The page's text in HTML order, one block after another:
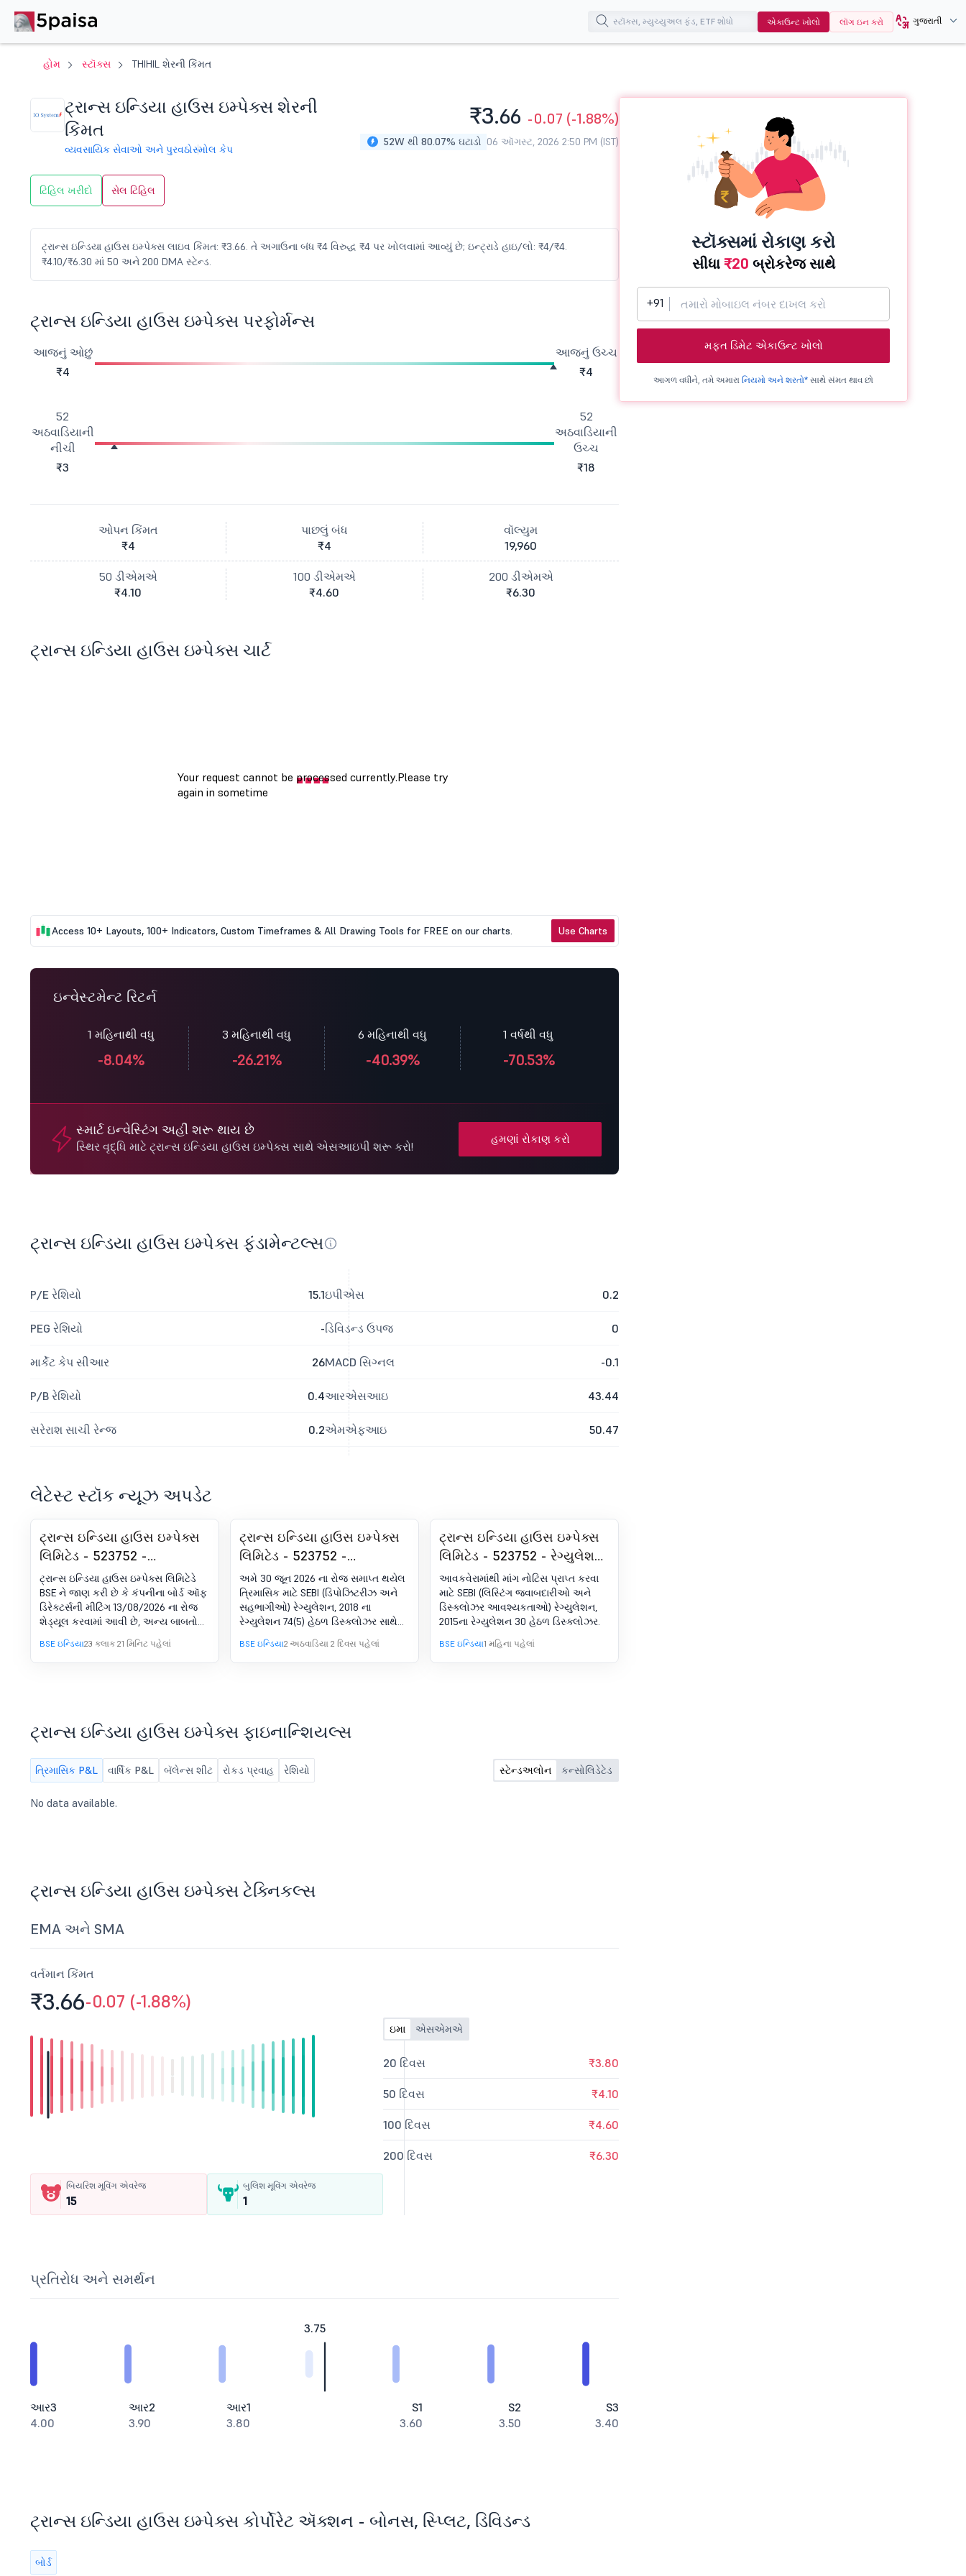
એકાઉન્ટ ખોલો લૉગ ઇન કરો ગુજરાતી
હોમ સ્ટૉક્સ THIHIL શેરની કિંમત
ટ્રાન્સ ઇન્ડિયા હાઉસ ઇમ્પેક્સ શેરની
કિંમત
વ્યવસાયિક સેવાઓ અને પુરવઠોસ્મોલ કેપ
₹3.66 -0.07 (-1.88%)
52W થી 80.07% ઘટાડો 06 ઑગસ્ટ, 2026 2:50 PM (IST)
ટિહિલ ખરીદો સેલ ટિહિલ
ટ્રાન્સ ઇન્ડિયા હાઉસ ઇમ્પેક્સ લાઇવ કિંમત: ₹3.66. તે અગાઉના બંધ ₹4 વિરુદ્ધ ₹4 પર ખોલવામાં આવ્યું છે; ઇન્ટ્રાડે હાઇ/લો: ₹4/₹4.
₹4.10/₹6.30 માં 50 અને 200 DMA સ્ટેન્ડ.
ટ્રાન્સ ઇન્ડિયા હાઉસ ઇમ્પેક્સ પરફોર્મન્સ
આજનું ઓછું
₹4
આજનું ઉચ્ચ
₹4
52
અઠવાડિયાની
નીચી
₹3
52
અઠવાડિયાની
ઉચ્ચ
₹18
ઓપન કિંમત
₹4
પાછલું બંધ
₹4
વૉલ્યુમ
19,960
50 ડીએમએ
₹4.10
100 ડીએમએ
₹4.60
200 ડીએમએ
₹6.30
ટ્રાન્સ ઇન્ડિયા હાઉસ ઇમ્પેક્સ ચાર્ટ
Access 10+ Layouts, 100+ Indicators, Custom Timeframes & All Drawing Tools for FREE on our charts. Use Charts
ઇન્વેસ્ટમેન્ટ રિટર્ન
1 મહિનાથી વધુ
-8.04%
3 મહિનાથી વધુ
-26.21%
6 મહિનાથી વધુ
-40.39%
1 વર્ષથી વધુ
-70.53%
સ્માર્ટ ઇન્વેસ્ટિંગ અહીં શરૂ થાય છે
સ્થિર વૃદ્ધિ માટે ટ્રાન્સ ઇન્ડિયા હાઉસ ઇમ્પેક્સ સાથે એસઆઇપી શરૂ કરો!
હમણાં રોકાણ કરો
ટ્રાન્સ ઇન્ડિયા હાઉસ ઇમ્પેક્સ ફંડામેન્ટલ્સ
P/E રેશિયો 15.1
PEG રેશિયો -
માર્કેટ કેપ સીઆર 26
P/B રેશિયો 0.4
સરેરાશ સાચી રેન્જ 0.2
ઇપીએસ 0.2
ડિવિડન્ડ ઉપજ 0
MACD સિગ્નલ -0.1
આરએસઆઇ 43.44
એમએફઆઇ 50.47
લેટેસ્ટ સ્ટૉક ન્યૂઝ અપડેટ
ટ્રાન્સ ઇન્ડિયા હાઉસ ઇમ્પેક્સ
લિમિટેડ - 523752 -
13/08/2026 માટે બોર્ડ મીટિંગની
સૂચના.
ટ્રાન્સ ઇન્ડિયા હાઉસ ઇમ્પેક્સ લિમિટેડે
BSE ને જાણ કરી છે કે કંપનીના બોર્ડ ઑફ
ડિરેક્ટર્સની મીટિંગ 13/08/2026 ના રોજ
શેડ્યૂલ કરવામાં આવી છે, અન્ય બાબતોની
સાથે, 1 ને ધ્યાનમાં લેવા અને મંજૂરી આપવા
માટે. 30 જૂન 2026 ના રોજ સમાપ્ત થયેલ
ત્રિમાસિક માટે કંપનીના બિન-ઑડિટ કરેલ
BSE ઇન્ડિયા23 કલાક 21 મિનિટ પહેલાં
ટ્રાન્સ ઇન્ડિયા હાઉસ ઇમ્પેક્સ
લિમિટેડ - 523752 -
રજિસ્ટ્રેશન હેઠળ અનુપાલન-
સર્ટિફિકેટ. SEBI (DP)
રેગ્યુલેશન્સ, 2018 ના 74 (5)
અમે 30 જૂન 2026 ના રોજ સમાપ્ત થયેલ
ત્રિમાસિક માટે SEBI (ડિપોઝિટરીઝ અને
સહભાગીઓ) રેગ્યુલેશન, 2018 ના
રેગ્યુલેશન 74(5) હેઠળ ડિસ્ક્લોઝર સાથે
અહીં સબમિટ કરી રહ્યા છીએ.
BSE ઇન્ડિયા2 અઠવાડિયા 2 દિવસ પહેલાં
ટ્રાન્સ ઇન્ડિયા હાઉસ ઇમ્પેક્સ
લિમિટેડ - 523752 - રેગ્યુલેશન
30 હેઠળ જાહેરાત - ઇન્કમ ટૅક્સ
ડિમાન્ડ નોટિસ.
આવકવેરામાંથી માંગ નોટિસ પ્રાપ્ત કરવા
માટે SEBI (લિસ્ટિંગ જવાબદારીઓ અને
ડિસ્ક્લોઝર આવશ્યકતાઓ) રેગ્યુલેશન,
2015ના રેગ્યુલેશન 30 હેઠળ ડિસ્ક્લોઝર.
BSE ઇન્ડિયા1 મહિના પહેલાં
ટ્રાન્સ ઇન્ડિયા હાઉસ ઇમ્પેક્સ ફાઇનાન્શિયલ્સ
ત્રિમાસિક P&L વાર્ષિક P&L બૅલેન્સ શીટ રોકડ પ્રવાહ રેશિયો સ્ટેન્ડઅલોન કન્સોલિડેટેડ
No data available.
ટ્રાન્સ ઇન્ડિયા હાઉસ ઇમ્પેક્સ ટેક્નિકલ્સ
EMA અને SMA
વર્તમાન કિંમત
₹3.66-0.07 (-1.88%)
બિયરિશ મૂવિંગ એવરેજ
15
બુલિશ મૂવિંગ એવરેજ
1
ઇમા એસએમએ
20 દિવસ ₹3.80
50 દિવસ ₹4.10
100 દિવસ ₹4.60
200 દિવસ ₹6.30
પ્રતિરોધ અને સમર્થન
3.75
આર3
4.00
આર2
3.90
આર1
3.80
S1
3.60
S2
3.50
S3
3.40
ટ્રાન્સ ઇન્ડિયા હાઉસ ઇમ્પેક્સ કોર્પોરેટ ઍક્શન - બોનસ, સ્પ્લિટ, ડિવિડન્ડ
બોર્ડ
સ્ટૉક્સમાં રોકાણ કરો
સીધા ₹20 બ્રોકરેજ સાથે
+91
મફત ડિમેટ એકાઉન્ટ ખોલો
આગળ વધીને, તમે અમારા નિયમો અને શરતો* સાથે સંમત થાવ છો